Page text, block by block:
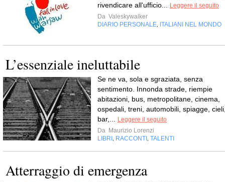
rivendicare all'ufficio...
Leggere il seguito
Da Valeskywalker
DIARIO PERSONALE
ITALIANI NEL MONDO
L’essenziale ineluttabile
Se ne va, sola e sgraziata, senza
sentimento. Innonda strade, riempie
abitazioni, bus, metropolitane, cinema,
ospedali, treni, automobili, spiagge,
bar,...
Leggere il seguito
Da Maurizio Lorenzi
LIBRI
RACCONTI TALENTI
Atterraggio di emergenza